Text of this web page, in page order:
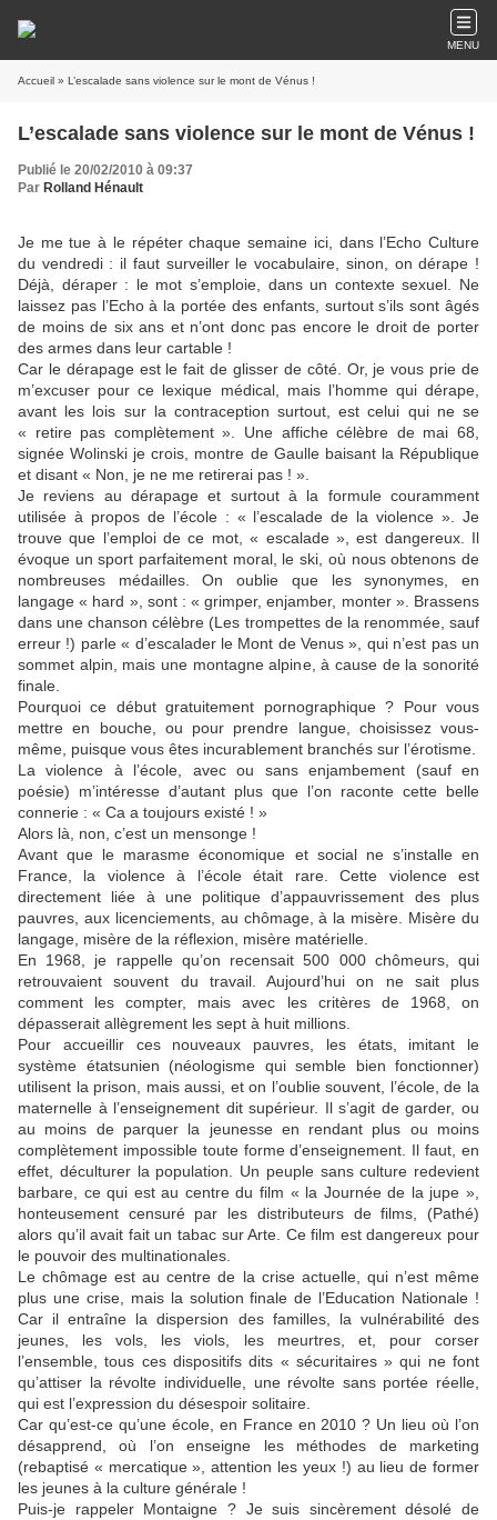
MENU
Accueil » L’escalade sans violence sur le mont de Vénus !
L’escalade sans violence sur le mont de Vénus !
Publié le 20/02/2010 à 09:37
Par Rolland Hénault
Je me tue à le répéter chaque semaine ici, dans l’Echo Culture
du vendredi : il faut surveiller le vocabulaire, sinon, on dérape !
Déjà, déraper : le mot s’emploie, dans un contexte sexuel. Ne
laissez pas l’Echo à la portée des enfants, surtout s’ils sont âgés
de moins de six ans et n’ont donc pas encore le droit de porter
des armes dans leur cartable !
Car le dérapage est le fait de glisser de côté. Or, je vous prie de
m’excuser pour ce lexique médical, mais l’homme qui dérape,
avant les lois sur la contraception surtout, est celui qui ne se
« retire pas complètement ». Une affiche célèbre de mai 68,
signée Wolinski je crois, montre de Gaulle baisant la République
et disant « Non, je ne me retirerai pas ! ».
Je reviens au dérapage et surtout à la formule couramment
utilisée à propos de l’école : « l’escalade de la violence ». Je
trouve que l’emploi de ce mot, « escalade », est dangereux. Il
évoque un sport parfaitement moral, le ski, où nous obtenons de
nombreuses médailles. On oublie que les synonymes, en
langage « hard », sont : « grimper, enjamber, monter ». Brassens
dans une chanson célèbre (Les trompettes de la renommée, sauf
erreur !) parle « d’escalader le Mont de Venus », qui n’est pas un
sommet alpin, mais une montagne alpine, à cause de la sonorité
finale.
Pourquoi ce début gratuitement pornographique ? Pour vous
mettre en bouche, ou pour prendre langue, choisissez vous-
même, puisque vous êtes incurablement branchés sur l’érotisme.
La violence à l’école, avec ou sans enjambement (sauf en
poésie) m’intéresse d’autant plus que l’on raconte cette belle
connerie : « Ca a toujours existé ! »
Alors là, non, c’est un mensonge !
Avant que le marasme économique et social ne s’installe en
France, la violence à l’école était rare. Cette violence est
directement liée à une politique d’appauvrissement des plus
pauvres, aux licenciements, au chômage, à la misère. Misère du
langage, misère de la réflexion, misère matérielle.
En 1968, je rappelle qu’on recensait 500 000 chômeurs, qui
retrouvaient souvent du travail. Aujourd’hui on ne sait plus
comment les compter, mais avec les critères de 1968, on
dépasserait allègrement les sept à huit millions.
Pour accueillir ces nouveaux pauvres, les états, imitant le
système étatsunien (néologisme qui semble bien fonctionner)
utilisent la prison, mais aussi, et on l’oublie souvent, l’école, de la
maternelle à l’enseignement dit supérieur. Il s’agit de garder, ou
au moins de parquer la jeunesse en rendant plus ou moins
complètement impossible toute forme d’enseignement. Il faut, en
effet, déculturer la population. Un peuple sans culture redevient
barbare, ce qui est au centre du film « la Journée de la jupe »,
honteusement censuré par les distributeurs de films, (Pathé)
alors qu’il avait fait un tabac sur Arte. Ce film est dangereux pour
le pouvoir des multinationales.
Le chômage est au centre de la crise actuelle, qui n’est même
plus une crise, mais la solution finale de l’Education Nationale !
Car il entraîne la dispersion des familles, la vulnérabilité des
jeunes, les vols, les viols, les meurtres, et, pour corser
l’ensemble, tous ces dispositifs dits « sécuritaires » qui ne font
qu’attiser la révolte individuelle, une révolte sans portée réelle,
qui est l’expression du désespoir solitaire.
Car qu’est-ce qu’une école, en France en 2010 ? Un lieu où l’on
désapprend, où l’on enseigne les méthodes de marketing
(rebaptisé « mercatique », attention les yeux !) au lieu de former
les jeunes à la culture générale !
Puis-je rappeler Montaigne ? Je suis sincèrement désolé de